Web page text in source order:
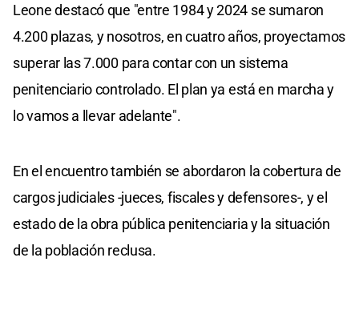
Leone destacó que "entre 1984 y 2024 se sumaron
4.200 plazas, y nosotros, en cuatro años, proyectamos
superar las 7.000 para contar con un sistema
penitenciario controlado. El plan ya está en marcha y
lo vamos a llevar adelante".
En el encuentro también se abordaron la cobertura de
cargos judiciales -jueces, fiscales y defensores-, y el
estado de la obra pública penitenciaria y la situación
de la población reclusa.